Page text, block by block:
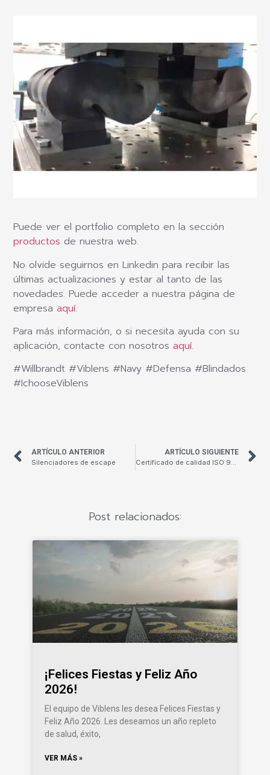
Puede ver el portfolio completo en la sección
productos de nuestra web.
No olvide seguirnos en Linkedin para recibir las
últimas actualizaciones y estar al tanto de las
novedades. Puede acceder a nuestra página de
empresaaquí.
Para más información, o si necesita ayuda con su
aplicación, contacte con nosotrosaquí.
#Willbrandt #Viblens #Navy #Defensa #Blindados
#IchooseViblens
ARTÍCULO ANTERIOR
Silenciadores de escape
ARTÍCULO SIGUIENTE
Certificado de calidad ISO 9001:2015
Post relacionados:
¡Felices Fiestas y Feliz Año
2026!
El equipo de Viblens les desea Felices Fiestas y
Feliz Año 2026. Les deseamos un año repleto
de salud, éxito,
VER MÁS »